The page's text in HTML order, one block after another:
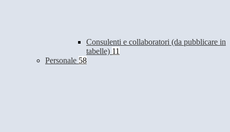
Consulenti e collaboratori (da pubblicare in
tabelle) 11
Personale 58